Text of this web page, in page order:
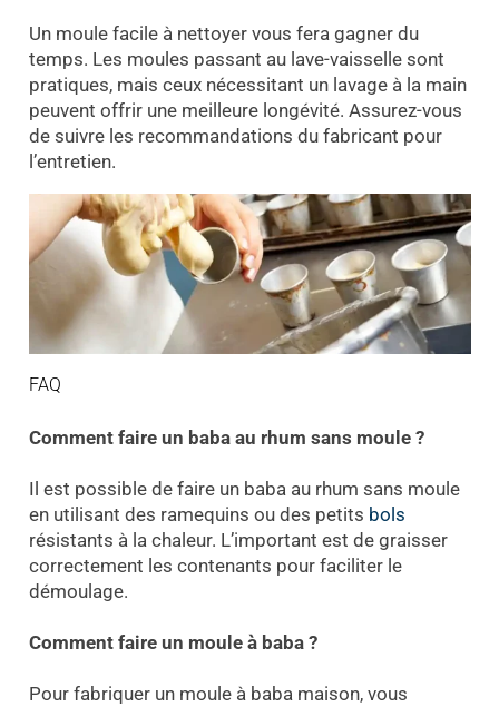
Un moule facile à nettoyer vous fera gagner du
temps. Les moules passant au lave-vaisselle sont
pratiques, mais ceux nécessitant un lavage à la main
peuvent offrir une meilleure longévité. Assurez-vous
de suivre les recommandations du fabricant pour
l’entretien.
FAQ
Comment faire un baba au rhum sans moule ?
Il est possible de faire un baba au rhum sans moule
en utilisant des ramequins ou des petits bols
résistants à la chaleur. L’important est de graisser
correctement les contenants pour faciliter le
démoulage.
Comment faire un moule à baba ?
Pour fabriquer un moule à baba maison, vous